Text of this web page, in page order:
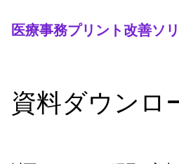
医療事務プリント改善ソ